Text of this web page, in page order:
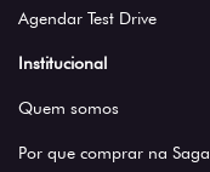
Agendar Test Drive
Institucional
Quem somos
Por que comprar na Saga